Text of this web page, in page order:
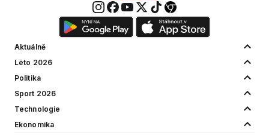
Aktuálně
Léto 2026
Politika
Sport 2026
Technologie
Ekonomika